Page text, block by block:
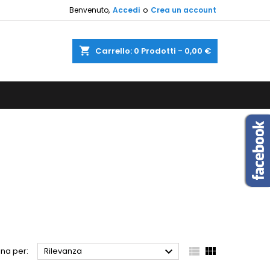
Benvenuto, Accedi o Crea un account
shopping_cart Carrello: 0 Prodotti - 0,00 €
per: Rilevanza   